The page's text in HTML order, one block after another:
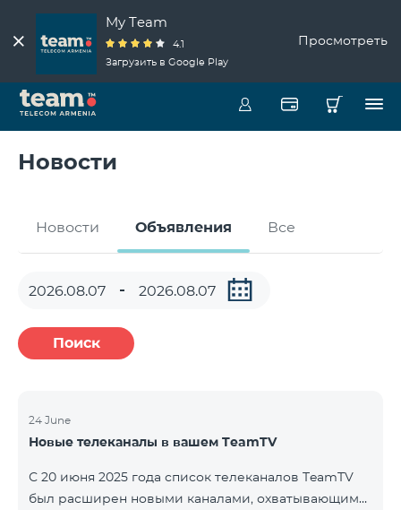
My Team
4.1
Загрузить в Google Play
Просмотреть
Новости
Новости Объявления Все
Поиск
24 June
Новые телеканалы в вашем TeamTV
С 20 июня 2025 года список телеканалов TeamTV
был расширен новыми каналами, охватывающими